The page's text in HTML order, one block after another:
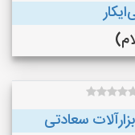
سعادتی